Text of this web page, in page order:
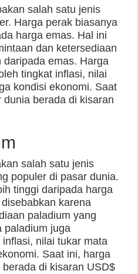
salah satu jenis
Harga perak biasanya
harga emas. Hal ini
dan ketersediaan
daripada emas. Harga
tingkat inflasi, nilai
kondisi ekonomi. Saat
berada di kisaran
salah satu jenis
populer di pasar dunia.
tinggi daripada harga
karena
paladium yang
paladium juga
nilai tukar mata
Saat ini, harga
di kisaran USD$